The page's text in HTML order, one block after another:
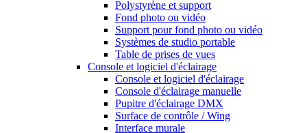
Polystyrène et support
Fond photo ou vidéo
Support pour fond photo ou vidéo
Systèmes de studio portable
Table de prises de vues
Console et logiciel d'éclairage
Console et logiciel d'éclairage
Console d'éclairage manuelle
Pupitre d'éclairage DMX
Surface de contrôle / Wing
Interface murale